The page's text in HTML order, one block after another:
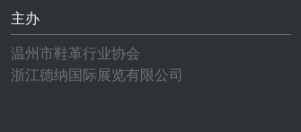
主办
温州市鞋革行业协会
浙江德纳国际展览有限公司